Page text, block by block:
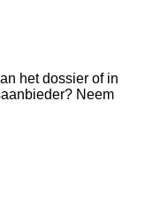
het dossier of in
Neem